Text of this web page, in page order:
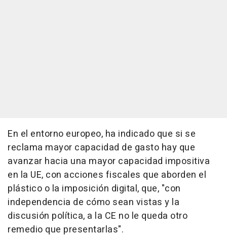
En el entorno europeo, ha indicado que si se
reclama mayor capacidad de gasto hay que
avanzar hacia una mayor capacidad impositiva
en la UE, con acciones fiscales que aborden el
plástico o la imposición digital, que, "con
independencia de cómo sean vistas y la
discusión política, a la CE no le queda otro
remedio que presentarlas".